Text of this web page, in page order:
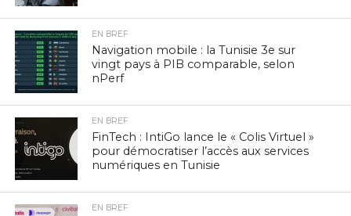
EN BREF
Navigation mobile : la Tunisie 3e sur
vingt pays à PIB comparable, selon
nPerf
EN BREF
FinTech : IntiGo lance le « Colis Virtuel »
pour démocratiser l’accès aux services
numériques en Tunisie
EN BREF